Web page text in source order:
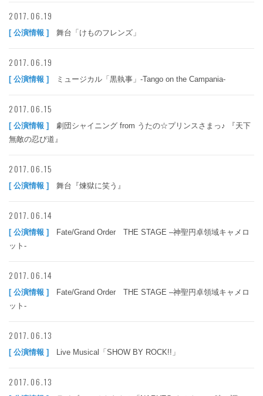
2017.06.19
[ 公演情報 ] 舞台「けものフレンズ」
2017.06.19
[ 公演情報 ] ミュージカル「黒執事」-Tango on the Campania-
2017.06.15
[ 公演情報 ]
劇団シャイニング from うたの☆プリンスさまっ♪ 『天下
無敵の忍び道』
2017.06.15
[ 公演情報 ] 舞台『煉獄に笑う』
2017.06.14
[ 公演情報 ]
Fate/Grand Order THE STAGE –神聖円卓領域キャメロ
ット-
2017.06.14
[ 公演情報 ]
Fate/Grand Order THE STAGE –神聖円卓領域キャメロ
ット-
2017.06.13
[ 公演情報 ] Live Musical「SHOW BY ROCK!!」
2017.06.13